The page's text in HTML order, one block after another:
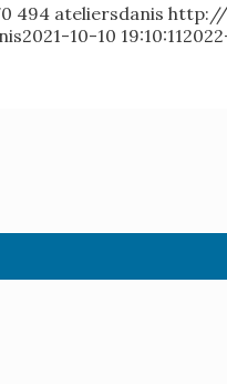
494 ateliersdanis http://
2021-10-10 19:10:11